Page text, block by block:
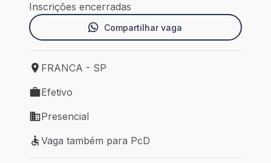
Inscrições encerradas
Compartilhar vaga
Local de trabalho: FRANCA - SP
FRANCA - SP
Tipo de vaga: Efetivo
Efetivo
Modelo de trabalho: Presencial
Presencial
Vaga também para PcD
Vaga também para PcD